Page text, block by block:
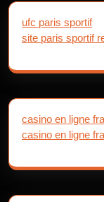
ufc paris sportif
site paris sportif
casino en ligne
casino en ligne